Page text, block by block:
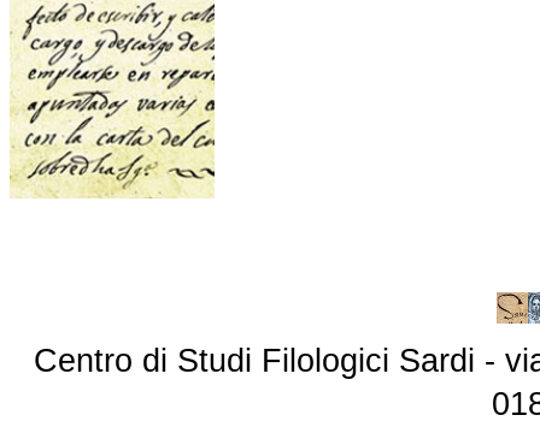
Centro di Studi Filologici Sardi -